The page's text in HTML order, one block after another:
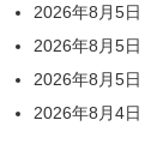
2026年8月5
2026年8月5
2026年8月5
2026年8月4